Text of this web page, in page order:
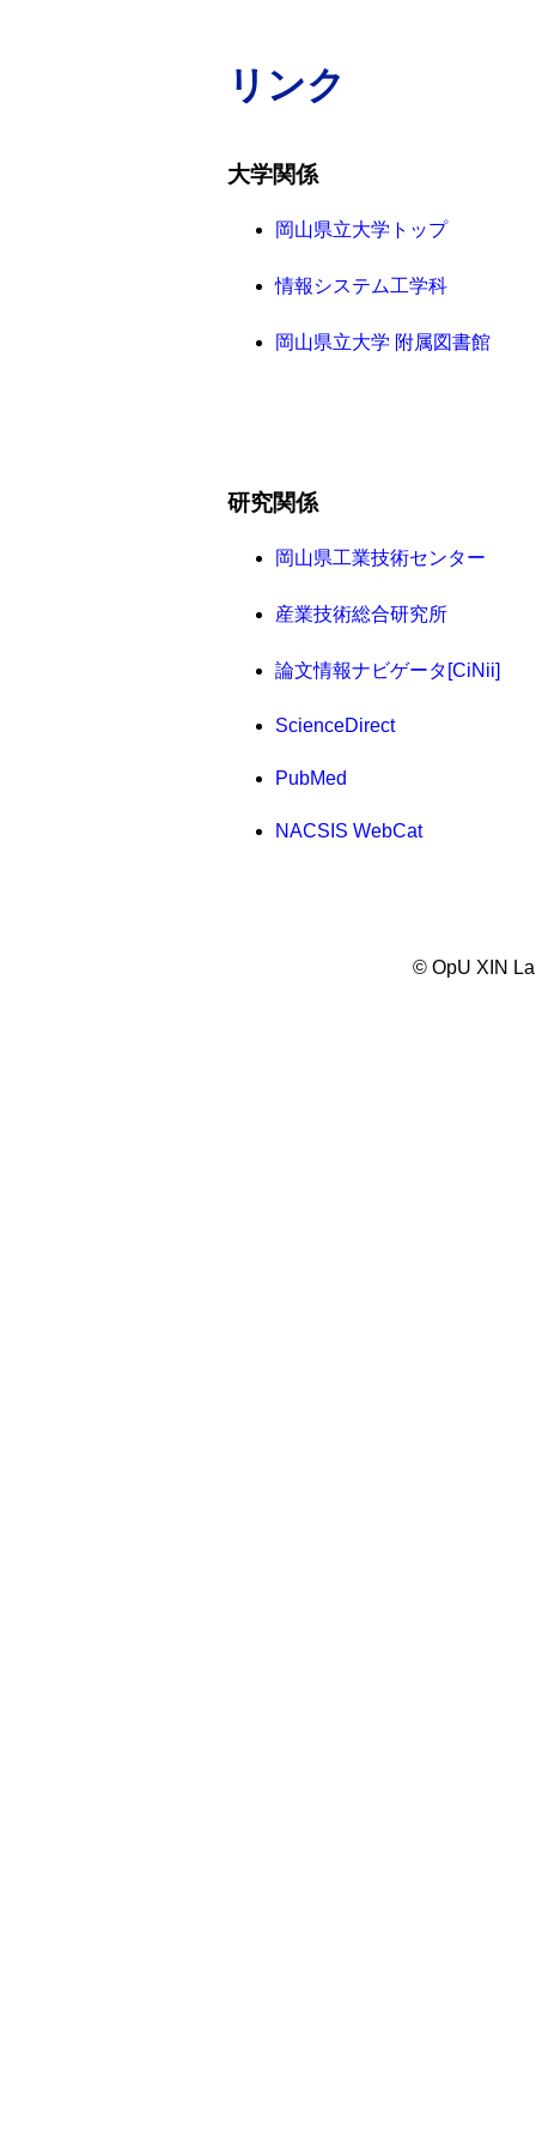
リンク
大学関係
岡山県立大学トップ
情報システム工学科
岡山県立大学 附属図書館
研究関係
岡山県工業技術センター
産業技術総合研究所
論文情報ナビゲータ[CiNii]
ScienceDirect
PubMed
NACSIS WebCat
© OpU XIN